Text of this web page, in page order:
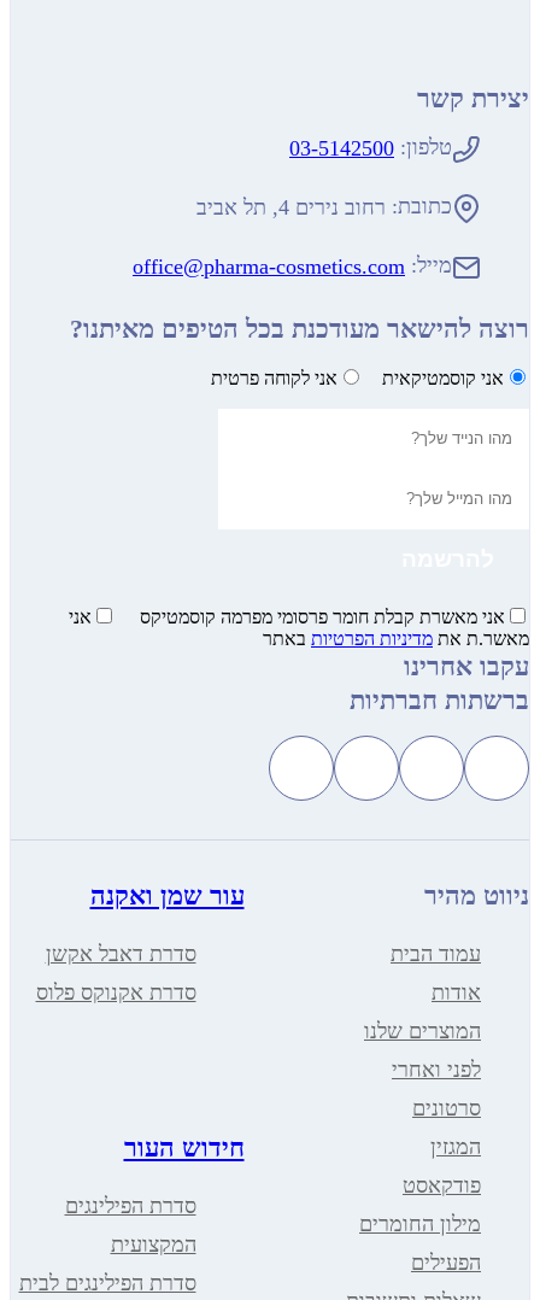
קשר
טלפון: 03-5142500
כתובת: רחוב נירים 4, תל אביב
מייל: office@pharma-cosmetics.com
מעודכנת בכל הטיפים מאיתנו?
אני לקוחה פרטית
קבלת חומר פרסומי מפרמה קוסמטיקס
אני
אתמדיניות הפרטיות באתר
חברתיות
הבית
שלנו
ואחרי
החומרים
עור שמן ואקנה
סדרת דאבל אקשן
סדרת אקנוקס פלוס
חידוש העור
סדרת הפילינגים
המקצועית
סדרת הפילינגים לבית